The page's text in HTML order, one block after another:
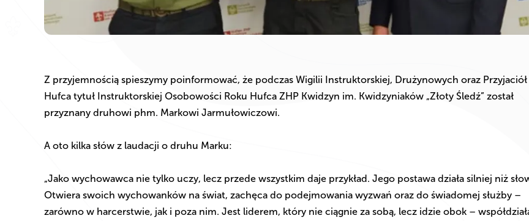
Z przyjemnością spieszymy poinformować, że podczas Wigilii Instruktorskiej, Drużynowych oraz Przyjaciół
Hufca tytuł Instruktorskiej Osobowości Roku Hufca ZHP Kwidzyn im. Kwidzyniaków „Złoty Śledź” został
przyznany druhowi phm. Markowi Jarmułowiczowi.
A oto kilka słów z laudacji o druhu Marku:
„Jako wychowawca nie tylko uczy, lecz przede wszystkim daje przykład. Jego postawa działa silniej niż
Otwiera swoich wychowanków na świat, zachęca do podejmowania wyzwań oraz do świadomej służby –
zarówno w harcerstwie, jak i poza nim. Jest liderem, który nie ciągnie za sobą, lecz idzie obok –